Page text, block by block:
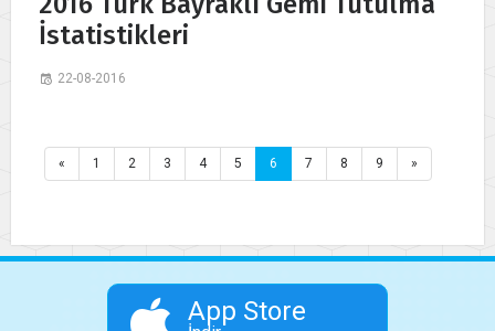
İstatistikleri
22-08-2016
« 1 2 3 4 5 6 7 8 9 »
App Store